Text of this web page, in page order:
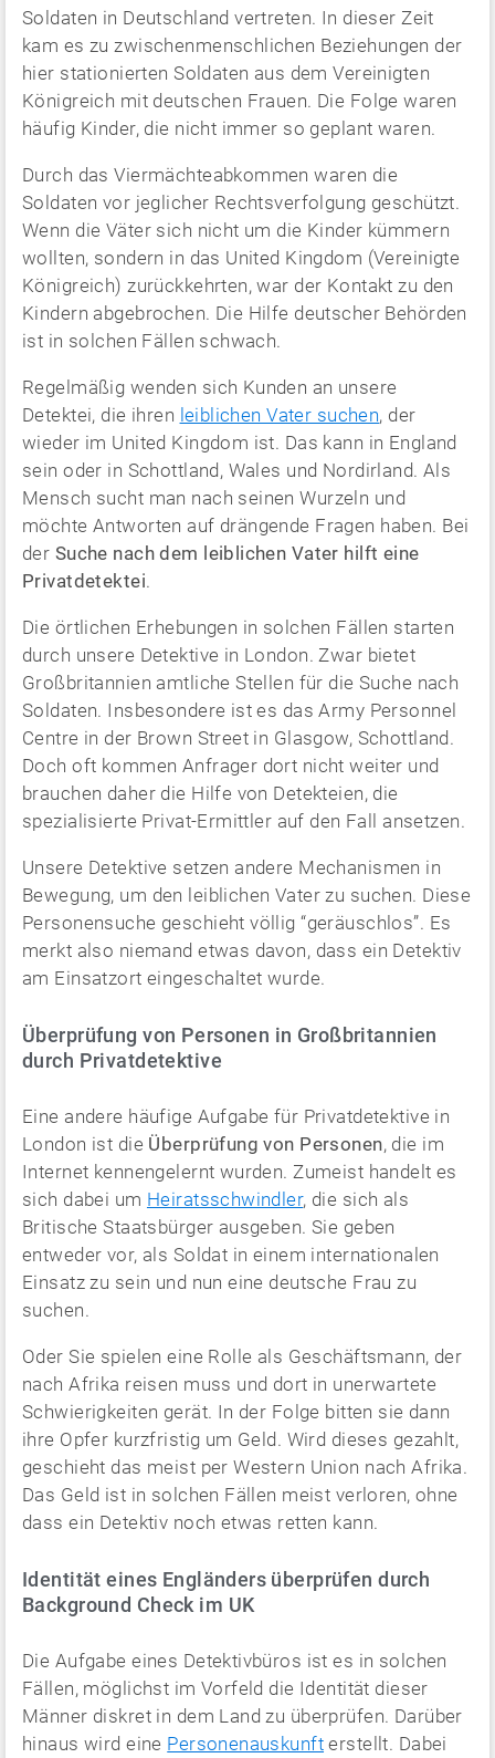
Soldaten in Deutschland vertreten. In dieser Zeit
kam es zu zwischenmenschlichen Beziehungen der
hier stationierten Soldaten aus dem Vereinigten
Königreich mit deutschen Frauen. Die Folge waren
häufig Kinder, die nicht immer so geplant waren.
Durch das Viermächteabkommen waren die
Soldaten vor jeglicher Rechtsverfolgung geschützt.
Wenn die Väter sich nicht um die Kinder kümmern
wollten, sondern in das United Kingdom (Vereinigte
Königreich) zurückkehrten, war der Kontakt zu den
Kindern abgebrochen. Die Hilfe deutscher Behörden
ist in solchen Fällen schwach.
Regelmäßig wenden sich Kunden an unsere
Detektei, die ihren leiblichen Vater suchen, der
wieder im United Kingdom ist. Das kann in England
sein oder in Schottland, Wales und Nordirland. Als
Mensch sucht man nach seinen Wurzeln und
möchte Antworten auf drängende Fragen haben. Bei
der Suche nach dem leiblichen Vater hilft eine
Privatdetektei.
Die örtlichen Erhebungen in solchen Fällen starten
durch unsere Detektive in London. Zwar bietet
Großbritannien amtliche Stellen für die Suche nach
Soldaten. Insbesondere ist es das Army Personnel
Centre in der Brown Street in Glasgow, Schottland.
Doch oft kommen Anfrager dort nicht weiter und
brauchen daher die Hilfe von Detekteien, die
spezialisierte Privat-Ermittler auf den Fall ansetzen.
Unsere Detektive setzen andere Mechanismen in
Bewegung, um den leiblichen Vater zu suchen. Diese
Personensuche geschieht völlig “geräuschlos”. Es
merkt also niemand etwas davon, dass ein Detektiv
am Einsatzort eingeschaltet wurde.
Überprüfung von Personen in Großbritannien
durch Privatdetektive
Eine andere häufige Aufgabe für Privatdetektive in
London ist die Überprüfung von Personen, die im
Internet kennengelernt wurden. Zumeist handelt es
sich dabei um Heiratsschwindler, die sich als
Britische Staatsbürger ausgeben. Sie geben
entweder vor, als Soldat in einem internationalen
Einsatz zu sein und nun eine deutsche Frau zu
suchen.
Oder Sie spielen eine Rolle als Geschäftsmann, der
nach Afrika reisen muss und dort in unerwartete
Schwierigkeiten gerät. In der Folge bitten sie dann
ihre Opfer kurzfristig um Geld. Wird dieses gezahlt,
geschieht das meist per Western Union nach Afrika.
Das Geld ist in solchen Fällen meist verloren, ohne
dass ein Detektiv noch etwas retten kann.
Identität eines Engländers überprüfen durch
Background Check im UK
Die Aufgabe eines Detektivbüros ist es in solchen
Fällen, möglichst im Vorfeld die Identität dieser
Männer diskret in dem Land zu überprüfen. Darüber
hinaus wird eine Personenauskunft erstellt. Dabei